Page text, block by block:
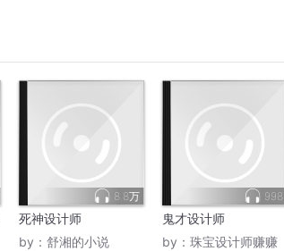
8.8万
死神设计师
by： 舒湘的小说
998
鬼才设计师
by： 珠宝设计师赚赚